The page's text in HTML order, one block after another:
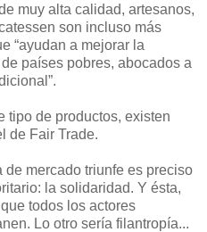
muy alta calidad, artesanos,
son incluso más
“ayudan a mejorar la
países pobres, abocados a
tipo de productos, existen
de Fair Trade.
de mercado triunfe es preciso
la solidaridad. Y ésta,
todos los actores
Lo otro sería filantropía...